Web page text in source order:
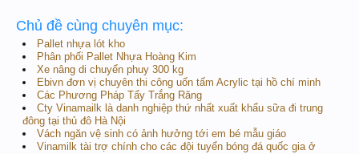
Chủ đề cùng chuyên mục:
Pallet nhựa lót kho
Phân phối Pallet Nhựa Hoàng Kim
Xe nâng di chuyển phuy 300 kg
Ebivn đơn vị chuyên thi công uốn tấm Acrylic tại hồ chí minh
Các Phương Pháp Tẩy Trắng Răng
Cty Vinamailk là danh nghiệp thứ nhất xuất khẩu sữa đi trung
đông tại thủ đô Hà Nội
Vách ngăn vệ sinh có ảnh hưởng tới em bé mẫu giáo
Vinamilk tài trợ chính cho các đội tuyển bóng đá quốc gia ở